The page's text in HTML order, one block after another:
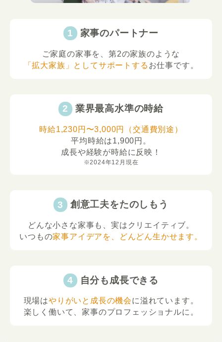
家事のパートナー
ご家庭の家事を、第2の家族のような
「拡大家族」としてサポートする お仕事です。
業界最高水準の時給
時給1,230円〜3,000円（交通費別途）
平均時給は1,900円。
成長や経験が時給に反映！
※2024年12月現在
創意工夫をたのしもう
どんな小さな家事も、実はクリエイティブ。
いつもの家事アイデアを、どんどん生かせます。
自分も成長できる
現場はやりがいと成長の機会に溢れています。
楽しく働いて、家事のプロフェッショナルに。